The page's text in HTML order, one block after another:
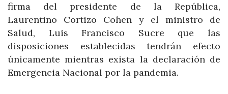
firma del presidente de la República,
Laurentino Cortizo Cohen y el ministro de
Salud, Luis Francisco Sucre que las
disposiciones establecidas tendrán efecto
únicamente mientras exista la declaración de
Emergencia Nacional por la pandemia.